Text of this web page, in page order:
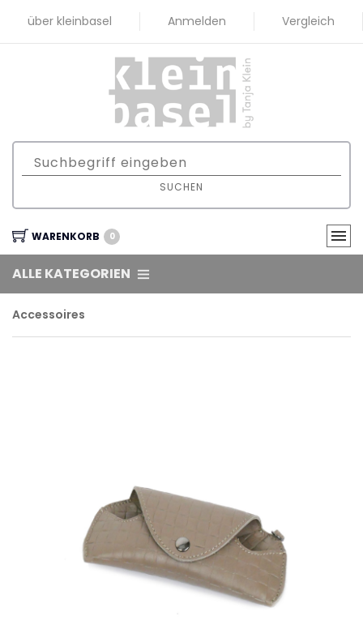
über kleinbasel Anmelden Vergleich
SUCHEN
WARENKORB 0
ALLE KATEGORIEN
Accessoires